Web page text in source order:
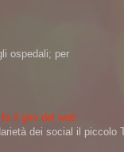
ospedali; per
il giro del web
dei social il piccolo